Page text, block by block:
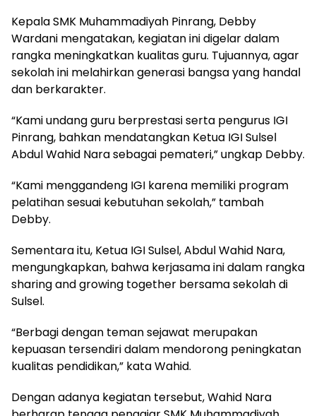
Kepala SMK Muhammadiyah Pinrang, Debby
Wardani mengatakan, kegiatan ini digelar dalam
rangka meningkatkan kualitas guru. Tujuannya, agar
sekolah ini melahirkan generasi bangsa yang handal
dan berkarakter.
“Kami undang guru berprestasi serta pengurus IGI
Pinrang, bahkan mendatangkan Ketua IGI Sulsel
Abdul Wahid Nara sebagai pemateri,” ungkap Debby.
“Kami menggandeng IGI karena memiliki program
pelatihan sesuai kebutuhan sekolah,” tambah
Debby.
Sementara itu, Ketua IGI Sulsel, Abdul Wahid Nara,
mengungkapkan, bahwa kerjasama ini dalam rangka
sharing and growing together bersama sekolah di
Sulsel.
“Berbagi dengan teman sejawat merupakan
kepuasan tersendiri dalam mendorong peningkatan
kualitas pendidikan,” kata Wahid.
Dengan adanya kegiatan tersebut, Wahid Nara